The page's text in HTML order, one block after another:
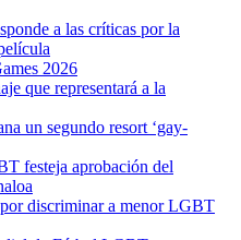
a las críticas por la
2026
que representará a la
un segundo resort ‘gay-
festeja aprobación del
discriminar a menor LGBT